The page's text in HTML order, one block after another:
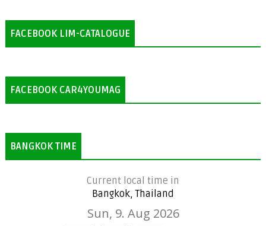
FACEBOOK LIM-CATALOGUE
FACEBOOK CAR4YOUMAG
BANGKOK TIME
Current local time in
Bangkok, Thailand